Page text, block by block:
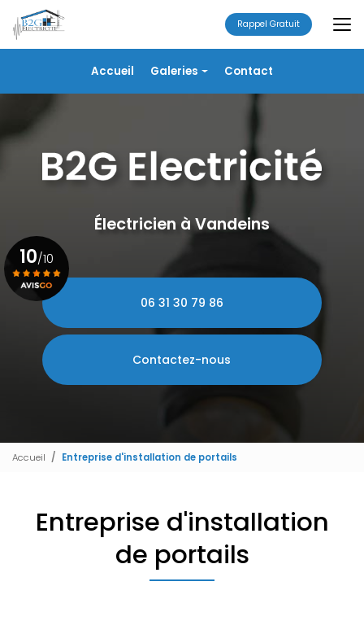
au
contenu
principal
Accueil Galeries
Chauffage/VMC
Portails
Contact
Rappel Gratuit
Électricien à Vandeins
06 31 30 79 86
Contactez-nous
10/10
Voir le certificat
Accueil Entreprise d'installation de portails
Entreprise d'installation
de portails